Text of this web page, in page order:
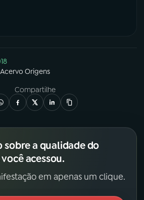
Acervo Origens
Compartilhe
sobre a qualidade do
acessou.
em apenas um clique.